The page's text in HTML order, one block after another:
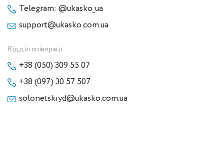
Telegram: @ukasko_ua
support@ukasko.com.ua
Відділ співпраці
+38 (050) 309 55 07
+38 (097) 30 57 507
solonetskiyd@ukasko.com.ua